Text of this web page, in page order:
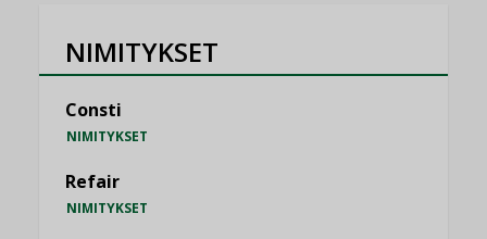
NIMITYKSET
Consti
NIMITYKSET
Refair
NIMITYKSET